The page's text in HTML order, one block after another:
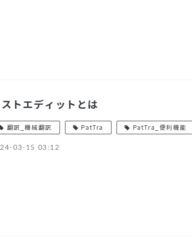
トエディットとは
翻訳_機械翻訳 PatTra PatTra_便利機能
03-15 03:12